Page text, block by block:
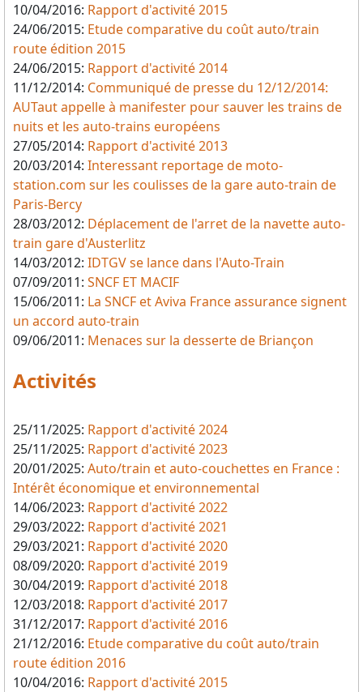
10/04/2016: Rapport d'activité 2015
24/06/2015: Etude comparative du coût auto/train
route édition 2015
24/06/2015: Rapport d'activité 2014
11/12/2014: Communiqué de presse du 12/12/2014:
AUTaut appelle à manifester pour sauver les trains de
nuits et les auto-trains européens
27/05/2014: Rapport d'activité 2013
20/03/2014: Interessant reportage de moto-
station.com sur les coulisses de la gare auto-train de
Paris-Bercy
28/03/2012: Déplacement de l'arret de la navette auto-
train gare d'Austerlitz
14/03/2012: IDTGV se lance dans l'Auto-Train
07/09/2011: SNCF ET MACIF
15/06/2011: La SNCF et Aviva France assurance signent
un accord auto-train
09/06/2011: Menaces sur la desserte de Briançon
Activités
25/11/2025: Rapport d'activité 2024
25/11/2025: Rapport d'activité 2023
20/01/2025: Auto/train et auto-couchettes en France :
Intérêt économique et environnemental
14/06/2023: Rapport d'activité 2022
29/03/2022: Rapport d'activité 2021
29/03/2021: Rapport d'activité 2020
08/09/2020: Rapport d'activité 2019
30/04/2019: Rapport d'activité 2018
12/03/2018: Rapport d'activité 2017
31/12/2017: Rapport d'activité 2016
21/12/2016: Etude comparative du coût auto/train
route édition 2016
10/04/2016: Rapport d'activité 2015